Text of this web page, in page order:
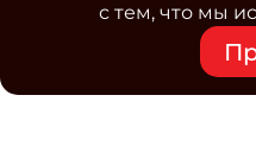
с тем, что мы